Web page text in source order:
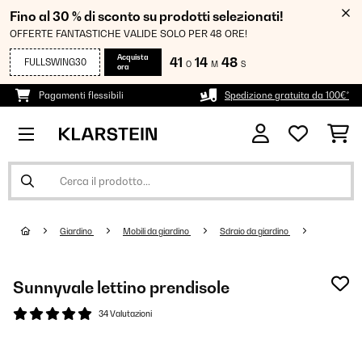
Fino al 30 % di sconto su prodotti selezionati!
OFFERTE FANTASTICHE VALIDE SOLO PER 48 ORE!
FULLSWING30
Acquista
ora
41 O 14 M 47 S
Pagamenti flessibili Spedizione gratuita da 100€*
Giardino Mobili da giardino Sdraio da giardino
Sunnyvale lettino prendisole
34 Valutazioni